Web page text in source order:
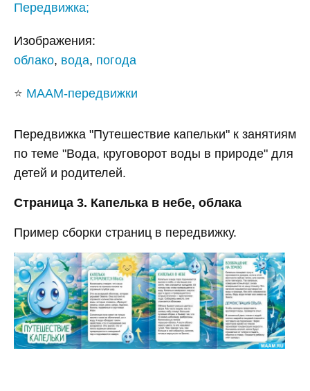
Передвижка;
Изображения:
облако, вода, погода
⭐ МААМ-передвижки
Передвижка "Путешествие капельки" к занятиям
по теме "Вода, круговорот воды в природе" для
детей и родителей.
Страница 3. Капелька в небе, облака
Пример сборки страниц в передвижку.